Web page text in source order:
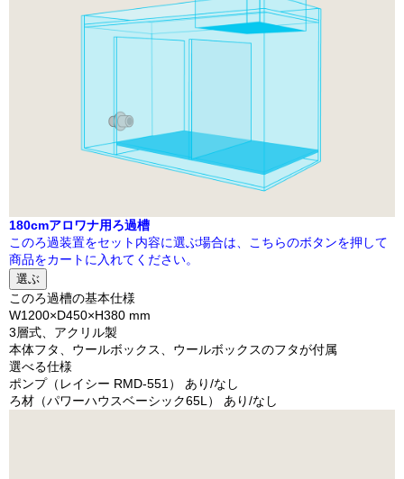
180cmアロワナ用ろ過槽
このろ過装置をセット内容に選ぶ場合は、こちらのボタンを押して
商品をカートに入れてください。
選ぶ
このろ過槽の基本仕様
W1200×D450×H380 mm
3層式、アクリル製
本体フタ、ウールボックス、ウールボックスのフタが付属
選べる仕様
ポンプ（レイシー RMD-551） あり/なし
ろ材（パワーハウスベーシック65L） あり/なし